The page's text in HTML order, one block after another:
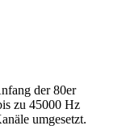
der 80er
zu 45000 Hz
umgesetzt.